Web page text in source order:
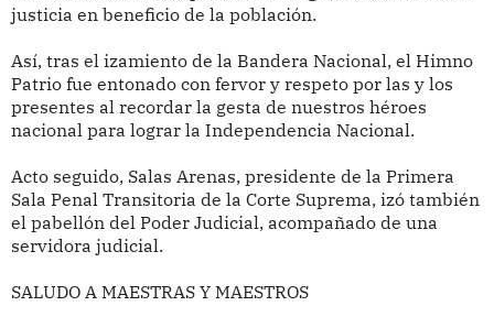
justicia en beneficio de la población.
Así, tras el izamiento de la Bandera Nacional, el Himno
Patrio fue entonado con fervor y respeto por las y los
presentes al recordar la gesta de nuestros héroes
nacional para lograr la Independencia Nacional.
Acto seguido, Salas Arenas, presidente de la Primera
Sala Penal Transitoria de la Corte Suprema, izó también
el pabellón del Poder Judicial, acompañado de una
servidora judicial.
SALUDO A MAESTRAS Y MAESTROS